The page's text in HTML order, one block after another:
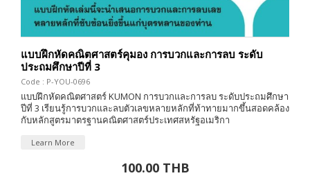
แบบฝึกหัดคณิตศาสตร์คุมอง การบวกและการลบ ระดับ
ประถมศึกษาปีที่ 3
Code : P-YOU-0696
แบบฝึกหัดคณิตศาสตร์ KUMON การบวกและการลบ ระดับประถมศึกษา
ปีที่ 3 เรียนรู้การบวกและลบตัวเลขหลายหลักที่ท้าทายมากขึ้นสอดคล้อง
กับหลักสูตรมาตรฐานคณิตศาสตร์ประเทศสหรัฐอเมริกา
Learn More
100.00 THB